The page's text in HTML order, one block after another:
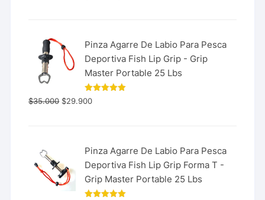
Pinza Agarre De Labio Para Pesca
Deportiva Fish Lip Grip - Grip
Master Portable 25 Lbs
Valorado
con
$35.000 $29.900
Pinza Agarre De Labio Para Pesca
Deportiva Fish Lip Grip Forma T -
Grip Master Portable 25 Lbs